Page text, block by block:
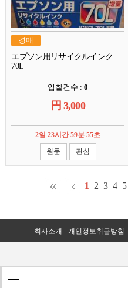
경매
エプソン用リサイクルインク
70L
입찰건수 :0
円3,000
2일 23시간 59분 54초
원문
관심
1 2 3 4 5
회사소개 개인정보취급방침